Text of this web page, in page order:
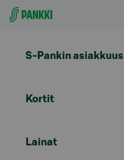
Siirry suoraan sisältöön
S-Pankin asiakkuus
Kortit
Lainat